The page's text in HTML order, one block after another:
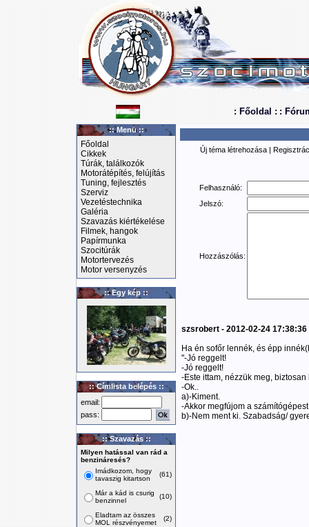
: Főoldal : :
:: Menü ::
Főoldal
Cikkek
Túrák, találkozók
Motorátépítés, felújítás
Tuning, fejlesztés
Szerviz
Vezetéstechnika
Galéria
Szavazás kiértékelése
Filmek, hangok
Papírmunka
Szocitúrák
Motortervezés
Motor versenyzés
:: Egy kép ::
:: Címlista belépés ::
email:
pass:
:: Szavazás ::
Milyen hatással van rád a
benzináresés?
Imádkozom, hogy
tavaszig kitartson
(61)
Már a kád is csurig
benzinnel
(10)
Eladtam az összes
MOL részvényemet
(2)
Új téma létrehozása |
Felhasználó:
Jelszó:
Hozzászólás:
szsrobert - 2012-02-24 17:38:36
Ha én sofőr lennék, és épp
"-Jó reggelt!
-Jó reggelt!
-Este ittam, nézzük meg,
-Ok..
a)-Kiment.
-Akkor megfújom a
b)-Nem ment ki. Szabadság/